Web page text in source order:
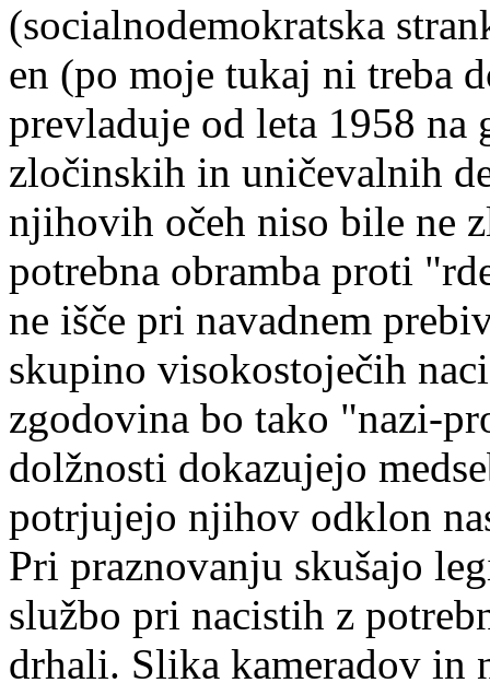
(socialnodemokratska
en (po moje tukaj ni treba
prevladuje od leta 1958
zločinskih in uničevalnih
njihovih očeh niso bile ne
potrebna obramba proti
ne išče pri navadnem
skupino visokostoječih
zgodovina bo tako "nazi-
dolžnosti dokazujejo
potrjujejo njihov odklon
Pri praznovanju skušajo
službo pri nacistih z
drhali. Slika kameradov in